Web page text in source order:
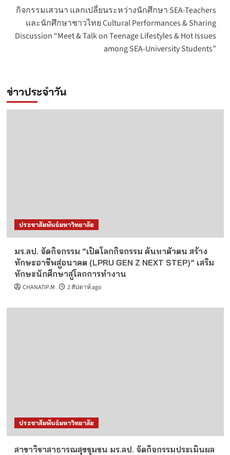
กิจกรรมเสวนา แลกเปลี่ยนระหว่างนักศึกษา SEA-Teachers
และนักศึกษาชาวไทย Cultural Performances & Sharing
Discussion “Meet & Talk on Teenage Lifestyles & Hot Issues
among SEA-University Students”
ข่าวประจำวัน
ประชาสัมพันธ์มหาวิทยาลัย
มร.ลป. จัดกิจกรรม “เปิดโลกกิจกรรม ค้นหาตัวตน สร้าง
ทักษะอาชีพสู่อนาคต (LPRU GEN Z NEXT STEP)” เสริม
ทักษะนักศึกษาสู่โลกการทำงาน
CHANATIP.M 2 สัปดาห์ ago
ประชาสัมพันธ์มหาวิทยาลัย
สาขาวิชาสาธารณสุขชุมชน มร.ลป. จัดกิจกรรมประเมินผล